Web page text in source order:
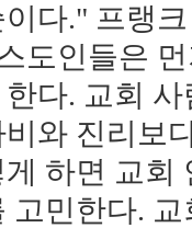
다." 프랭
도인들은
한다. 교회
비와 진리보
게 하면 교회
고민한다.